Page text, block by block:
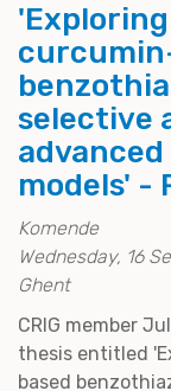
selective
models' -
Komende
Wednesday, 16
Ghent
CRIG member
thesis entitled
based